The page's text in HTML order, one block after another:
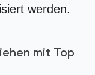
werden.
mit Top